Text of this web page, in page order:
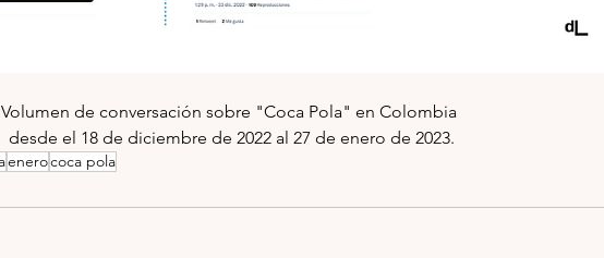
Volumen de conversación sobre "Coca Pola" en Colombia
desde el 18 de diciembre de 2022 al 27 de enero de 2023.
enerococa pola